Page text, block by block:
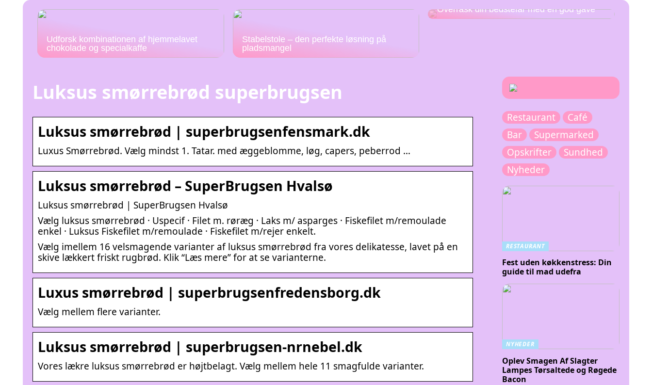
Udforsk kombinationen af hjemmelavet
chokolade og specialkaffe
Stabelstole – den perfekte løsning på
pladsmangel
Overrask din bedstefar med en god gave
Luksus smørrebrød superbrugsen
Luksus smørrebrød | superbrugsenfensmark.dk
Luxus Smørrebrød. Vælg mindst 1. Tatar. med æggeblomme, løg, capers, peberrod …
Luksus smørrebrød – SuperBrugsen Hvalsø
Luksus smørrebrød | SuperBrugsen Hvalsø
Vælg luksus smørrebrød · Uspecif · Filet m. røræg · Laks m/ asparges · Fiskefilet m/remoulade
enkel · Luksus Fiskefilet m/remoulade · Fiskefilet m/rejer enkelt.
Vælg imellem 16 velsmagende varianter af luksus smørrebrød fra vores delikatesse, lavet på en
skive lækkert friskt rugbrød. Klik “Læs mere” for at se varianterne.
Luxus smørrebrød | superbrugsenfredensborg.dk
Vælg mellem flere varianter.
Luksus smørrebrød | superbrugsen-nrnebel.dk
Vores lækre luksus smørrebrød er højtbelagt. Vælg mellem hele 11 smagfulde varianter.
Restaurant
Café
Bar
Supermarked
Opskrifter
Sundhed
Nyheder
RESTAURANT
Fest uden køkkenstress: Din
guide til mad udefra
NYHEDER
Oplev Smagen Af Slagter
Lampes Tørsaltede og Røgede
Bacon